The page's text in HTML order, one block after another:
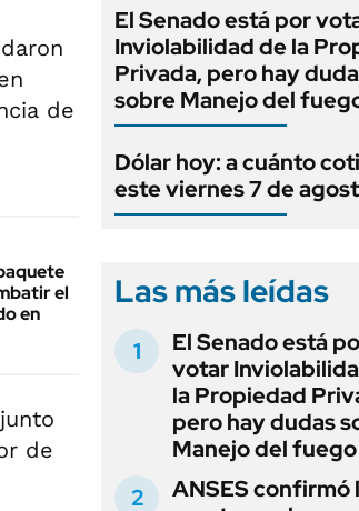
de
el
en
de
El Senado está por
Inviolabilidad de la
Privada, pero hay
sobre Manejo del
Dólar hoy: a cuánto
este viernes 7 de
Las más leídas
El Senado está
votar
la Propiedad
pero hay dudas
Manejo del fuego
ANSES confirmó